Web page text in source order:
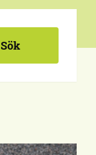
Sök